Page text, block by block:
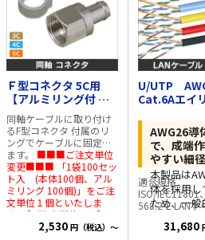
リール内蔵箱 1m毎にレ
ングスマーク付
ております
■■推奨工
Ｆ型コネクタ 5C用
【アルミリング付 同
軸ケーブル用接栓】 1
袋＝100個入
同軸ケーブルに取り付け
るF型コネクタ 付属のリ
ングでケーブルに固定し
ます。 ■■■ご注文単位
変更■■■ 「1袋100セッ
ト入 (本体100個、アル
ミリング 100個)」をご注
文単位１個といたしま
す。 [ご注文単位１個]で
[本体100個、アルミリン
2,530 円（税込）～
U/UTP
Cat.6Aエイ
ケーブル
内蔵箱入 ホ
AWG26導
で、成端
やすい細
本製品は
体を採用し
ため、一般
多い太径
適合規格
ISO/IEC11801
568.2-E LANケーブル
AWG26 細径
31,680